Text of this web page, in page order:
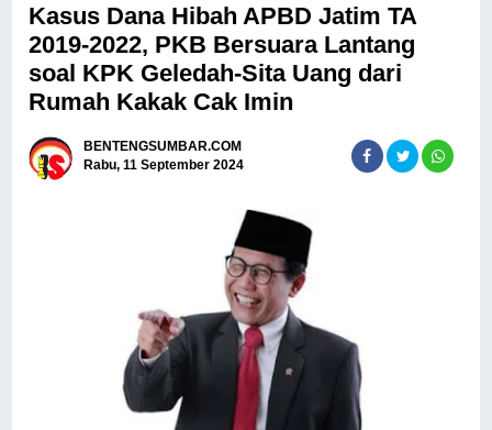
Kasus Dana Hibah APBD Jatim TA
2019-2022, PKB Bersuara Lantang
soal KPK Geledah-Sita Uang dari
Rumah Kakak Cak Imin
BENTENGSUMBAR.COM
Rabu, 11 September 2024